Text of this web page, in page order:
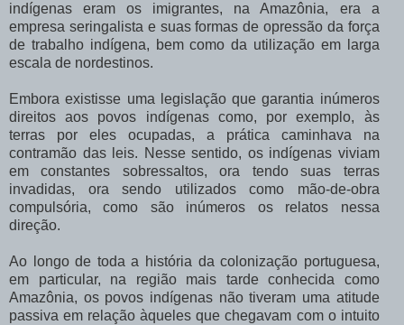
indígenas eram os imigrantes, na Amazônia, era a
empresa seringalista e suas formas de opressão da força
de trabalho indígena, bem como da utilização em larga
escala de nordestinos.
Embora existisse uma legislação que garantia inúmeros
direitos aos povos indígenas como, por exemplo, às
terras por eles ocupadas, a prática caminhava na
contramão das leis. Nesse sentido, os indígenas viviam
em constantes sobressaltos, ora tendo suas terras
invadidas, ora sendo utilizados como mão-de-obra
compulsória, como são inúmeros os relatos nessa
direção.
Ao longo de toda a história da colonização portuguesa,
em particular, na região mais tarde conhecida como
Amazônia, os povos indígenas não tiveram uma atitude
passiva em relação àqueles que chegavam com o intuito